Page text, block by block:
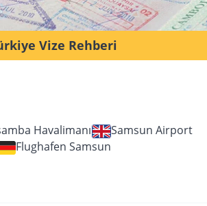
Vize Rehberi
Havalimanı
Samsun Airport
Flughafen Samsun